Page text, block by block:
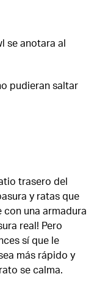
se anotara al
pudieran saltar
trasero del
y ratas que
con una armadura
real! Pero
sí que le
más rápido y
se calma.